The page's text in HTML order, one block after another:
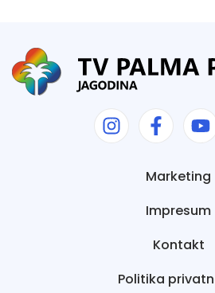
Marketing
Impresum
Kontakt
Politika